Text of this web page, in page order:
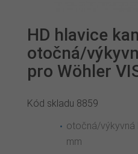
HD hlavice
otočná/
pro Wöhler
Kód skladu 8859
otočná/výkyvná
mm